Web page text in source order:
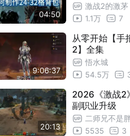
04:50
激战2的激茅
1.1万
7
9:06:37
从零开始【手
2】全集
悟水城
54.5万
20:13
2026《激战2
副职业升级
二师兄不是
5535
3